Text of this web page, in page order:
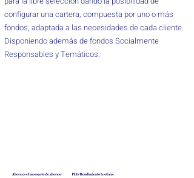
configurar una cartera, compuesta por uno o más
fondos, adaptada a las necesidades de cada cliente.
Disponiendo además de fondos Socialmente
Responsables y Temáticos.